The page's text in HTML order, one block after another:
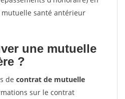
santé antérieur
une mutuelle
?
de contrat de mutuelle
sur le contrat